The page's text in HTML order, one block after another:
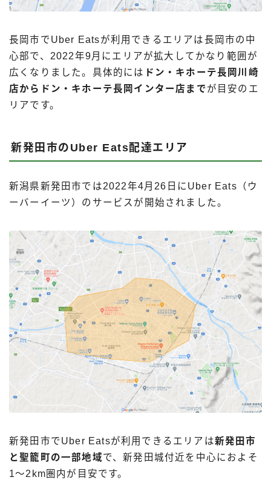
長岡市でUber Eatsが利用できるエリアは長岡市の中
心部で、2022年9月にエリアが拡大してかなり範囲が
広くなりました。具体的には ドン・キホーテ長岡川崎
店からドン・キホーテ長岡インター店までが目安のエ
リアです。
新発田市のUber Eats配達エリア
新潟県新発田市では2022年4月26日にUber Eats（ウ
ーバーイーツ）のサービスが開始されました。
新発田市でUber Eatsが利用できるエリアは新発田市
と聖籠町の一部地域で、新発田城付近を中心におよそ
1〜2km圏内が目安です。